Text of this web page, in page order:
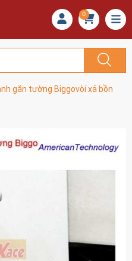
0
gắn tường Biggovòi xả bồn